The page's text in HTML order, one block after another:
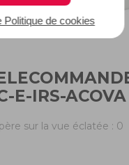
Politique de cookies
E-IRS-ACOVA
sur la vue éclatée : 0